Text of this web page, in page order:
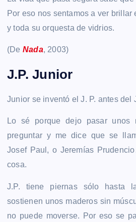
Por eso nos sentamos a ver brillar
y toda su orquesta de vidrios.
(De Nada, 2003)
J.P. Junior
Junior se inventó el J. P. antes del
Lo sé porque dejo pasar
preguntar y me dice que se
Josef Paul, o Jeremías
cosa.
J.P. tiene piernas sólo hasta
sostienen unos maderos sin
no puede moverse. Por eso se